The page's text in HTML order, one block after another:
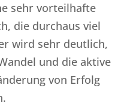
sehr vorteilhafte
die durchaus viel
wird sehr deutlich,
und die aktive
von Erfolg